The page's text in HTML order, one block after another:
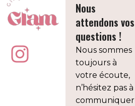
Nous
attendons vos
questions !
Nous sommes
toujours à
votre écoute,
n’hésitez pas à
communiquer